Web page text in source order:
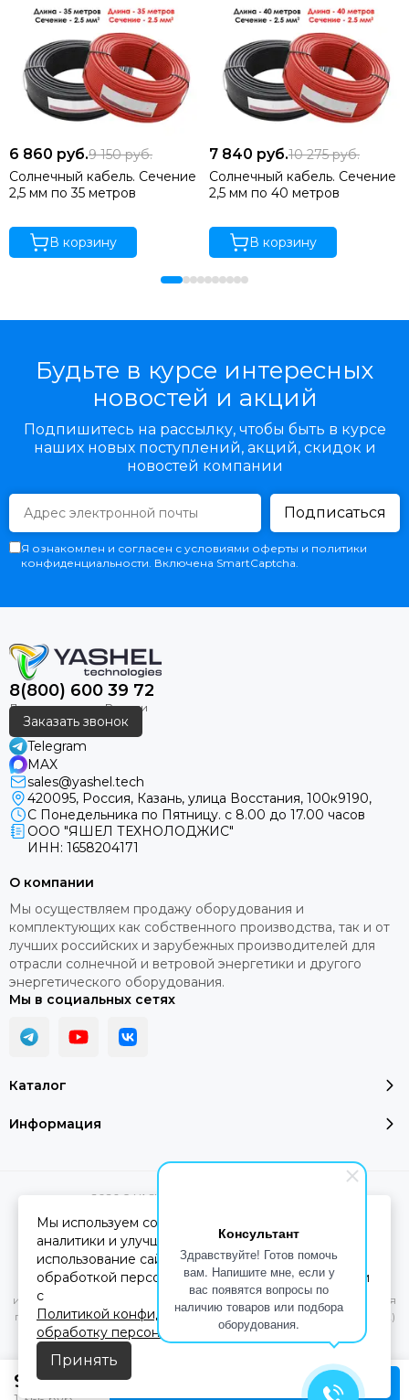
Консультант
Здравствуйте! Готов помочь
вам. Напишите мне, если у
вас появятся вопросы по
наличию товаров или подбора
оборудования.
911руб. В корзину
6 860 руб.9 150руб.
Солнечный кабель. Сечение
2,5 мм по 35 метров
В корзину
7 840 руб.10 275руб.
Солнечный кабель. Сечение
2,5 мм по 40 метров
В корзину
Будьте в курсе интересных
новостей и акций
Подпишитесь на рассылку, чтобы быть в курсе
наших новых поступлений, акций, скидок и
новостей компании
Подписаться
Я ознакомлен и согласен с условиями оферты и политики
конфиденциальности. Включена SmartCaptcha.
8(800) 600 39 72
Заказать звонок
Telegram
MAX
sales@yashel.tech
420095, Россия, Казань, улица Восстания, 100к9190,
С Понедельника по Пятницу. с 8.00 до 17.00 часов
ООО "ЯШЕЛ ТЕХНОЛОДЖИС"
ИНН: 1658204171
Каталог
Информация
О компании
Мы осуществляем продажу оборудования и
комплектующих как собственного производства, так и от
лучших российских и зарубежных производителей для
отрасли солнечной и ветровой энергетики и другого
энергетического оборудования.
Мы в социальных сетях
2026 © YASHEL Technologies.
Вся представленная на сайте информация, касающаяся
характеристик, стоимости товаров и услуг, носит
информационный характер и ни при каких условиях не является
публичной офертой, определяемой положениями Статьи 437(2)
Гражданского кодекса РФ.
Мы используем cookie-файлы для работы сайта,
аналитики и улучшения сервиса. Продолжая
использование сайта, вы соглашаетесь с
обработкой персональных данных в соответствии
с
Политикой конфиденциальностии Согласием на
обработку персональных данных
Принять